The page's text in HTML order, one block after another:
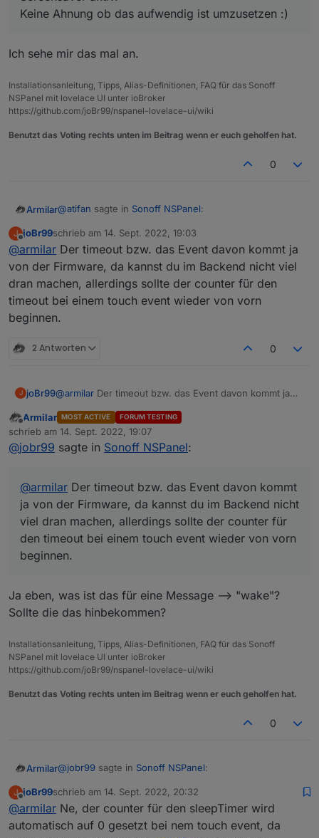
Keine Ahnung ob das aufwendig ist umzusetzen :)
Ich sehe mir das mal an.
Installationsanleitung, Tipps, Alias-Definitionen, FAQ für das Sonoff
NSPanel mit lovelace UI unter ioBroker
https://github.com/joBr99/nspanel-lovelace-ui/wiki
Benutzt das Voting rechts unten im Beitrag wenn er euch geholfen hat.
0
Armilar@atifan sagte in Sonoff NSPanel:
@Armilar
Ich hab eine Kleinigkeit die mir aufgefallen ist,
evlt. kann man das im Script bei der nächsten
Version mit anpassen. Ist nix schlimmes aber evtl.
könnte man es ja auch ändern.
Nehmen wir an die steht auf 20 Sekunden.
dann haut mir zwischendurch das Ding
Ich finde es wäre nice, dass immer wenn die
Funktion zum Scrollen einer Seite aufgerufen
wird, der Timeout erneuert wird.
man dann die eingestellte Zeit nix mehr macht
wird der Screensaver aktiv.
Keine Ahnung ob das aufwendig ist umzusetzen
Ich sehe mir das mal an.
J
Offline
joBr99schrieb am 14. Sept. 2022, 19:03
zuletzt editiert von
@armilar Der timeout bzw. das Event davon kommt ja
von der Firmware, da kannst du im Backend nicht viel
dran machen, allerdings sollte der counter für den
timeout bei einem touch event wieder von vorn
beginnen.
2 Antworten 0
J joBr99@armilar Der timeout bzw. das Event davon kommt ja
dran machen, allerdings sollte der counter für den
timeout bei einem touch event wieder von vorn
beginnen.
Offline
Armilar MOST ACTIVE FORUM TESTING
schrieb am 14. Sept. 2022, 19:07
zuletzt editiert von
@jobr99 sagte in Sonoff NSPanel:
@armilar Der timeout bzw. das Event davon kommt
ja von der Firmware, da kannst du im Backend nicht
viel dran machen, allerdings sollte der counter für
den timeout bei einem touch event wieder von vorn
beginnen.
Ja eben, was ist das für eine Message --> "wake"?
Sollte die das hinbekommen?
Installationsanleitung, Tipps, Alias-Definitionen, FAQ für das Sonoff
NSPanel mit lovelace UI unter ioBroker
https://github.com/joBr99/nspanel-lovelace-ui/wiki
Benutzt das Voting rechts unten im Beitrag wenn er euch geholfen hat.
0
Armilar@jobr99 sagte in Sonoff NSPanel:
@ armilarDer timeout bzw. das Event davon
kommt ja von der Firmware, da kannst du im
Backend nicht viel dran machen, allerdings sollte
Ja eben, was ist das für eine Message --> "wake"?
J
Offline
joBr99schrieb am 14. Sept. 2022, 20:32
zuletzt editiert von
@armilar Ne, der counter für den sleepTimer wird
automatisch auf 0 gesetzt bei nem touch event, da